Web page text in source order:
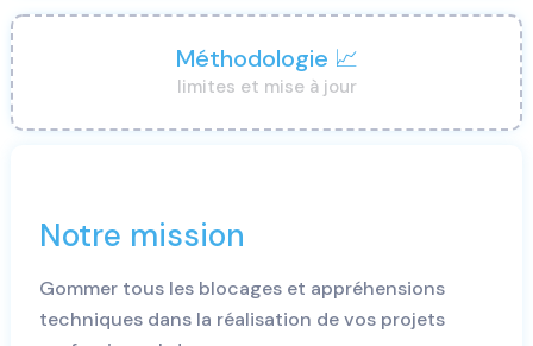
Méthodologie 📈
limites et mise à jour
Notre mission
Gommer tous les blocages et appréhensions
techniques dans la réalisation de vos projets